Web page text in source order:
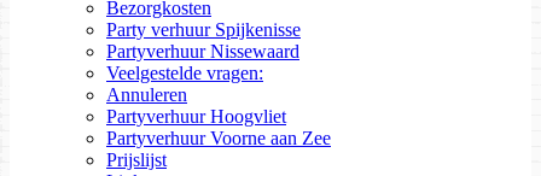
Bezorgkosten
Party verhuur Spijkenisse
Partyverhuur Nissewaard
Veelgestelde vragen:
Annuleren
Partyverhuur Hoogvliet
Partyverhuur Voorne aan Zee
Prijslijst